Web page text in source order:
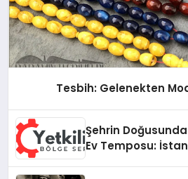
Tesbih: Gelenekten
Şehrin
Ev Temposu: